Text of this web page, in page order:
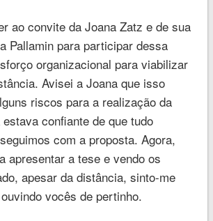
ao convite da Joana Zatz e de sua
Pallamin para participar dessa
organizacional para viabilizar
Avisei a Joana que isso
riscos para a realização da
confiante de que tudo
com a proposta. Agora,
apresentar a tese e vendo os
apesar da distância, sinto-me
vocês de pertinho.